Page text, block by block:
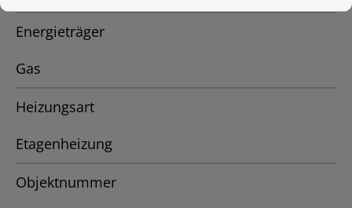
Energieträger
Gas
Heizungsart
Etagenheizung
Objektnummer